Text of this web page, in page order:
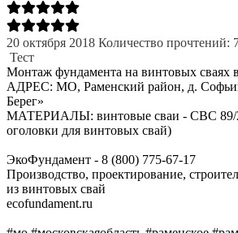
20 октября 2018 Количество прочтений:
Тест
Монтаж фундамента на винтовых сваях
АДРЕС: МО, Раменский район, д.
Берег»
МАТЕРИАЛЫ: винтовые сваи - СВС
оголовки для винтовых свай)
ЭкоФундамент - 8 (800) 775-67-17
Производство, проектирование,
из винтовых свай
ecofundament.ru